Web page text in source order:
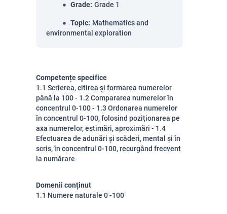
Grade: Grade 1
Topic: Mathematics and
environmental exploration
Competențe specifice
1.1 Scrierea, citirea și formarea numerelor
până la 100 - 1.2 Compararea numerelor în
concentrul 0-100 - 1.3 Ordonarea numerelor
în concentrul 0-100, folosind poziționarea pe
axa numerelor, estimări, aproximări - 1.4
Efectuarea de adunări și scăderi, mental și în
scris, în concentrul 0-100, recurgând frecvent
la numărare
Domenii conținut
1.1 Numere naturale 0 -100